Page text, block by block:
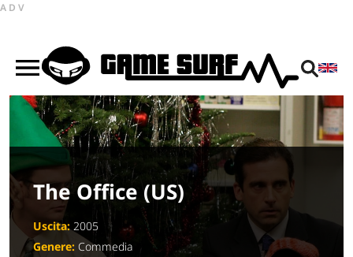
ADV
The Office (US)
Uscita:2005
Genere: Commedia